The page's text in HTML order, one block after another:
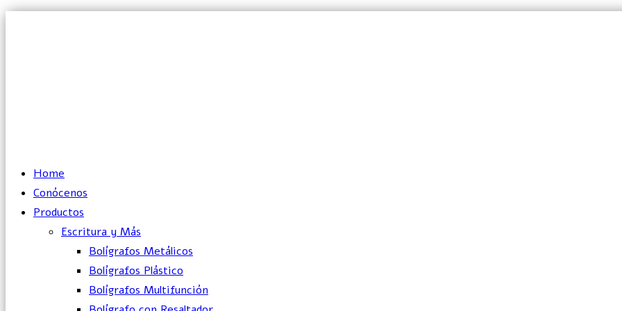
Home
Conócenos
Productos
Escritura y Más
Bolígrafos Metálicos
Bolígrafos Plástico
Bolígrafos Multifunción